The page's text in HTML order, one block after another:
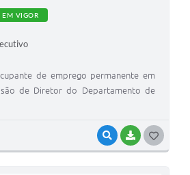
VISUALIZAR
BAIXAR
EM VIGOR
de emprego permanente em
de Diretor do Departamento de